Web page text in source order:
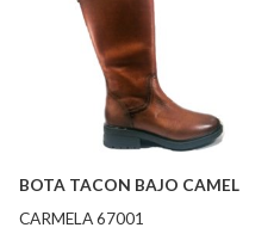
BOTA TACON BAJO CAMEL
CARMELA 67001